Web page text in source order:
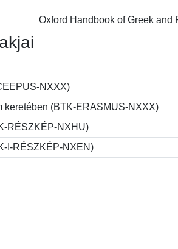
Oxford Handbook of Greek and
NXXX)
keretében (BTK-ERASMUS-NXXX)
RÉSZKÉP-NXHU)
I-RÉSZKÉP-NXEN)